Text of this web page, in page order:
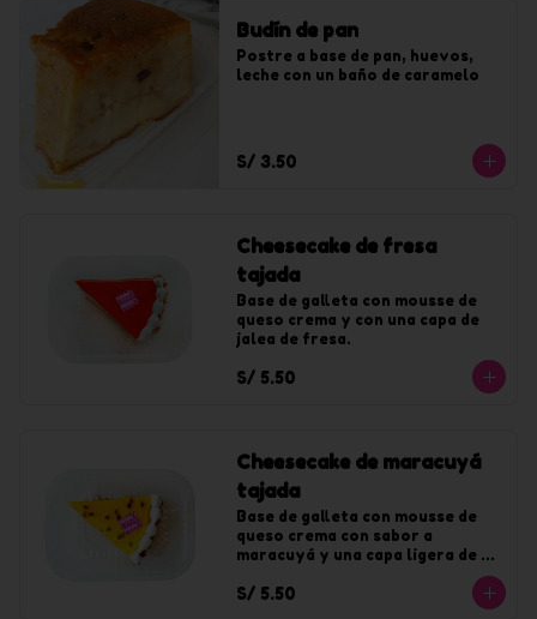
Budín de pan
Postre a base de pan, huevos,
leche con un baño de caramelo
S/ 3.50
Cheesecake de fresa
tajada
Base de galleta con mousse de
queso crema y con una capa de
jalea de fresa.
S/ 5.50
Cheesecake de maracuyá
tajada
Base de galleta con mousse de
queso crema con sabor a
maracuyá y una capa ligera de
S/ 5.50